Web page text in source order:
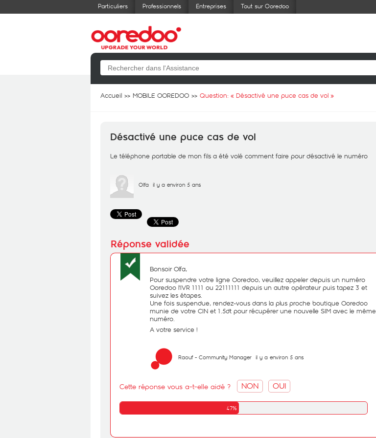
Particuliers Professionnels Entreprises Tout sur Ooredoo
Accueil MOBILE OOREDOO Question: « Désactivé une puce cas de vol »
Désactivé une puce cas de vol
Le téléphone portable de mon fils a été volé comment faire pour désactivé le numéro
Olfa il y a environ 5 ans
Bonsoir Olfa,
Pour suspendre votre ligne Ooredoo, veuillez appeler depuis un numéro
Ooredoo l'IVR 1111 ou 22111111 depuis un autre opérateur puis tapez 3 et
suivez les étapes.
Une fois suspendue, rendez-vous dans la plus proche boutique Ooredoo
munie de votre CIN et 1.5dt pour récupérer une nouvelle SIM avec le même
numéro.
A votre service !
Raouf - Community Manager il y a environ 5 ans
Cette réponse vous a-t-elle aidé ? NON OUI
47%